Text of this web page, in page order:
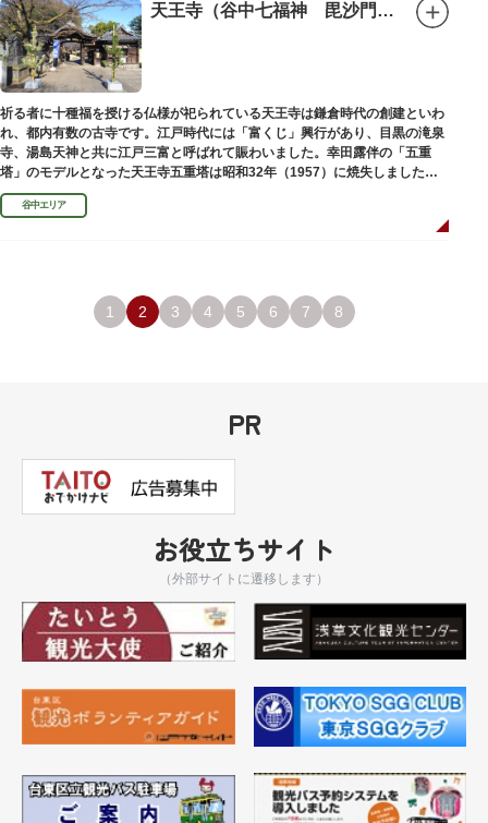
天王寺（谷中七福神 毘沙門天）
祈る者に十種福を授ける仏様が祀られている天王寺は鎌倉時代の創建といわ
れ、都内有数の古寺です。江戸時代には「富くじ」興行があり、目黒の滝泉
寺、湯島天神と共に江戸三富と呼ばれて賑わいました。幸田露伴の「五重
塔」のモデルとなった天王寺五重塔は昭和32年（1957）に焼失しました
が、その跡地は今も谷中霊園に残っています。
谷中エリア
1 2 3 4 5 6 7 8
PR
お役立ちサイト
（外部サイトに遷移します）